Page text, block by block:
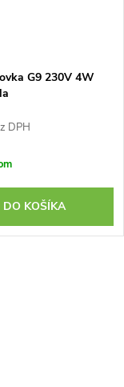
G9 230V 4W
DPH
DO KOŠÍKA